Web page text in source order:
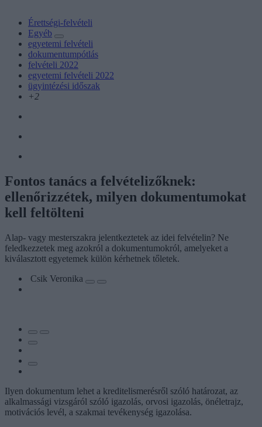
Érettségi-felvételi
Egyéb
egyetemi felvételi
dokumentumpótlás
felvételi 2022
egyetemi felvételi 2022
ügyintézési időszak
+2
Fontos tanács a felvételizőknek:
ellenőrizzétek, milyen dokumentumokat
kell feltölteni
Alap- vagy mesterszakra jelentkeztetek az idei felvételin? Ne
feledkezzetek meg azokról a dokumentumokról, amelyeket a
kiválasztott egyetemek külön kérhetnek tőletek.
Csik Veronika
Ilyen dokumentum lehet a kreditelismerésről szóló határozat, az
alkalmassági vizsgáról szóló igazolás, orvosi igazolás, önéletrajz,
motivációs levél, a szakmai tevékenység igazolása.